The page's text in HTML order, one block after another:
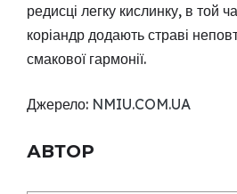
редисці легку кислинку, в той
коріандр додають страві
смакової гармонії.
Джерело: NMIU.COM.UA
АВТОР